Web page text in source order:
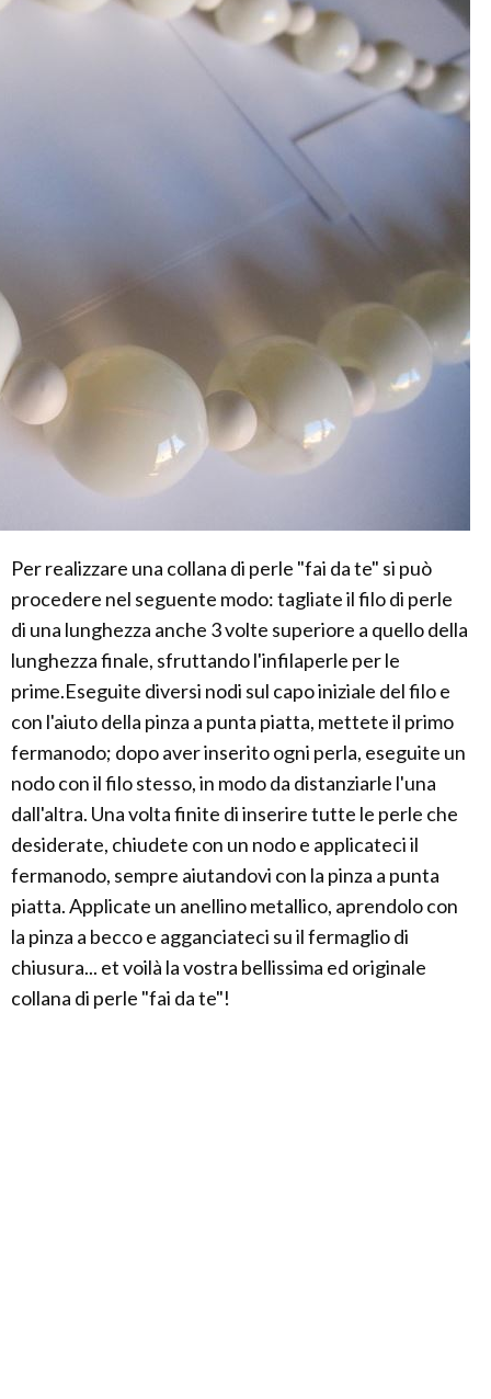
Per realizzare una collana di perle "fai da te" si può
procedere nel seguente modo: tagliate il filo di perle
di una lunghezza anche 3 volte superiore a quello della
lunghezza finale, sfruttando l'infilaperle per le
prime.Eseguite diversi nodi sul capo iniziale del filo e
con l'aiuto della pinza a punta piatta, mettete il primo
fermanodo; dopo aver inserito ogni perla, eseguite un
nodo con il filo stesso, in modo da distanziarle l'una
dall'altra. Una volta finite di inserire tutte le perle che
desiderate, chiudete con un nodo e applicateci il
fermanodo, sempre aiutandovi con la pinza a punta
piatta. Applicate un anellino metallico, aprendolo con
la pinza a becco e agganciateci su il fermaglio di
chiusura... et voilà la vostra bellissima ed originale
collana di perle "fai da te"!